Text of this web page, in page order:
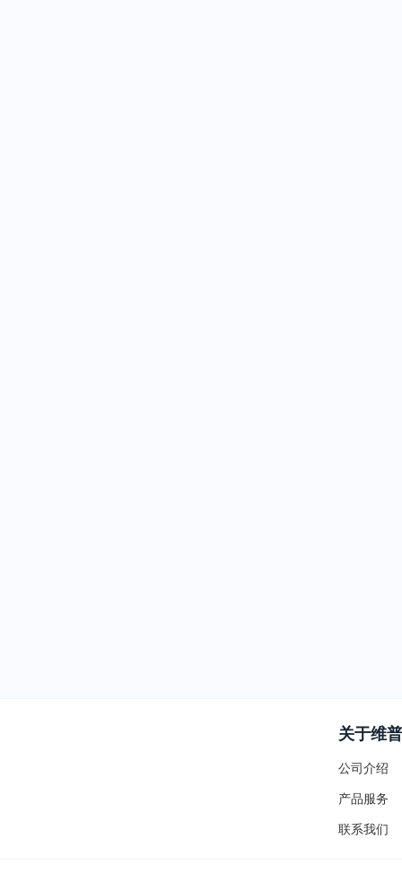
关于维普
公司介绍
产品服务
联系我们